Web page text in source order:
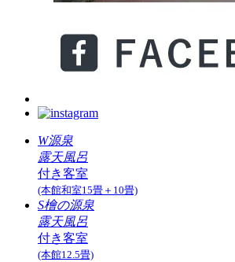
W源泉
露天風呂
付き客室
(本館和室15畳＋10畳)
S檜の源泉
露天風呂
付き客室
(本館12.5畳)